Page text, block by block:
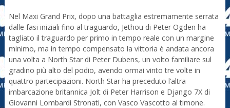
Nel Maxi Grand Prix, dopo una battaglia estremamente serrata
dalle fasi iniziali fino al traguardo, Jethou di Peter Ogden ha
tagliato il traguardo per primo in tempo reale con un margine
minimo, ma in tempo compensato la vittoria è andata ancora
una volta a North Star di Peter Dubens, un volto familiare sul
gradino più alto del podio, avendo ormai vinto tre volte in
quattro partecipazioni. North Star ha preceduto l’altra
imbarcazione britannica Jolt di Peter Harrison e Django 7X di
Giovanni Lombardi Stronati, con Vasco Vascotto al timone.